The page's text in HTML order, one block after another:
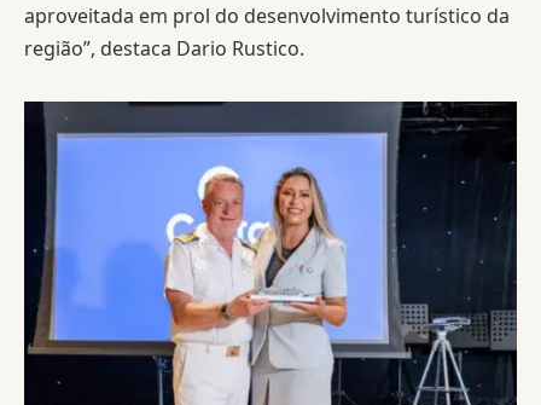
aproveitada em prol do desenvolvimento turístico da
região”, destaca Dario Rustico.